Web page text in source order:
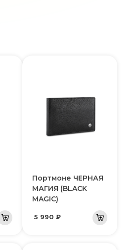
Портмоне ЧЕРНАЯ
МАГИЯ (BLACK
MAGIC)
5 990 ₽